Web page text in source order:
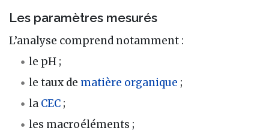
Les paramètres mesurés
L’analyse comprend notamment :
le pH ;
le taux de matière organique ;
la CEC ;
les macroéléments ;